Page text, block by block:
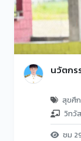
นวัตกร
สุขศึ
วิทวั
ชม